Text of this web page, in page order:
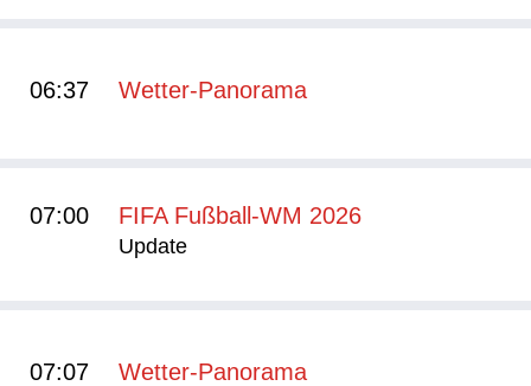
06:37 Wetter-Panorama
07:00 FIFA Fußball-WM 2026
Update
07:07 Wetter-Panorama